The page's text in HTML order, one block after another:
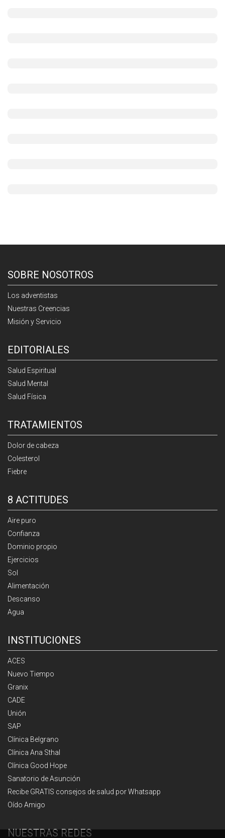
SOBRE NOSOTROS
Los adventistas
Nuestras Creencias
Misión y Servicio
EDITORIALES
Salud Espiritual
Salud Mental
Salud Física
TRATAMIENTOS
Dolor de cabeza
Colesterol
Fiebre
8 ACTITUDES
Aire puro
Confianza
Dominio propio
Ejercicios
Sol
Alimentación
Descanso
Agua
INSTITUCIONES
ACES
Nuevo Tiempo
Granix
CADE
Unión
SAP
Clínica Belgrano
Clínica Ana Sthal
Clínica Good Hope
Sanatorio de Asunción
Recibe GRATIS consejos de salud por Whatsapp
Oído Amigo
NUESTRAS REDES